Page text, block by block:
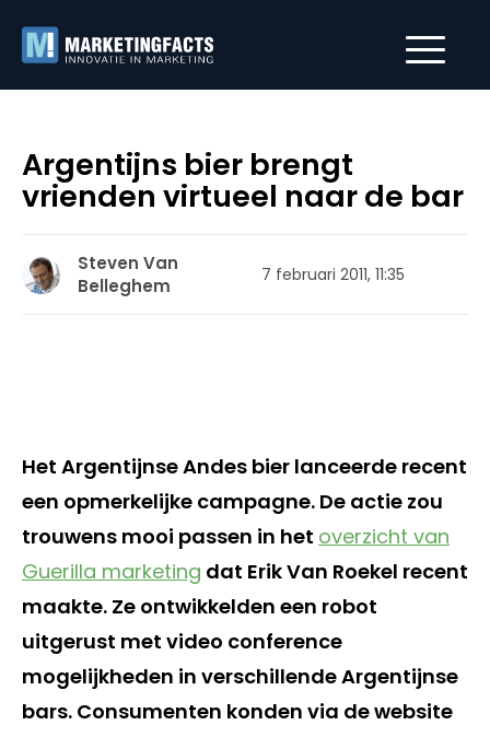
Argentijns bier brengt
vrienden virtueel naar de bar
Steven Van
Belleghem
7 februari 2011, 11:35
Het Argentijnse Andes bier lanceerde recent
een opmerkelijke campagne. De actie zou
trouwens mooi passen in het overzicht van
Guerilla marketing dat Erik Van Roekel recent
maakte. Ze ontwikkelden een robot
uitgerust met video conference
mogelijkheden in verschillende Argentijnse
bars. Consumenten konden via de website